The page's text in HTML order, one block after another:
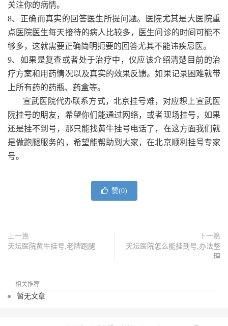
关注你的病情。
8、正确而真实的回答医生所提问题。医院尤其是大医院重
点医院医生每天接待的病人比较多，医生问诊的时间可能不
够多，这就需要正确简明扼要的回答尤其不能讳疾忌医。
9、如果是复查或者处于治疗中，仪应该介绍清楚目前的治
疗方案和用药情况以及真实的效果反馈。如果记录困难就带
上所有药的药瓶、药盒等。
宣武医院代办联系方式，北京挂号难，对应想上宣武医
院挂号的朋友，希望你们能通过网络，或者现场挂号，如果
还是挂不到号，那只能找黄牛挂号电话了，在这方面我们就
是做跑腿服务的，希望能帮助到大家，在北京顺利挂号专家
号。
赞(0)
上一篇
天坛医院黄牛挂号,老牌跑腿
下一篇
天坛医院怎么能挂到号,办法整
理
相关推荐
暂无文章